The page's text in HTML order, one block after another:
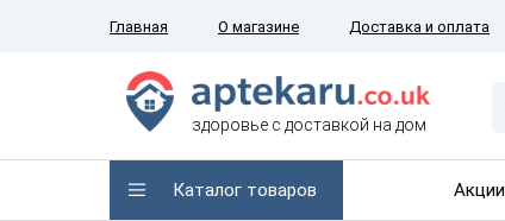
Главная О магазине Доставка и оплата
здоровье с доставкой на дом
Каталог товаров Акции